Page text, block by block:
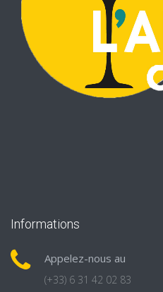
Informations
Appelez-nous au
(+33) 6 31 42 02 83